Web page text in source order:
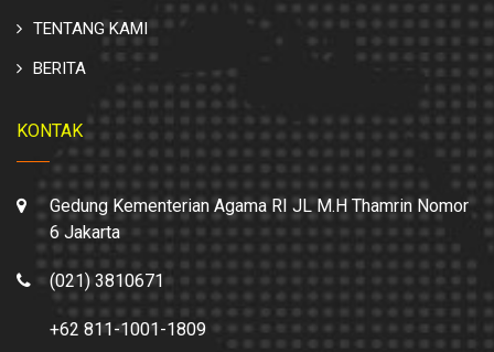
TENTANG KAMI
BERITA
KONTAK
Gedung Kementerian Agama RI JL M.H Thamrin Nomor
6 Jakarta
(021) 3810671
+62 811-1001-1809